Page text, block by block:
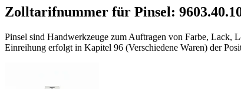
Zolltarifnummer für Pinsel:
Pinsel sind Handwerkzeuge zum Auftragen von Farbe, Lack,
Einreihung erfolgt in Kapitel 96 (Verschiedene Waren) der